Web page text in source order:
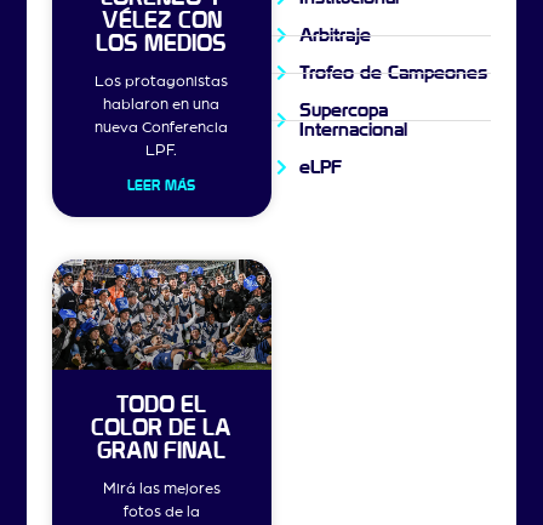
VÉLEZ CON
LOS MEDIOS
Los protagonistas
hablaron en una
nueva Conferencia
LPF.
LEER MÁS
TODO EL
COLOR DE LA
GRAN FINAL
Mirá las mejores
fotos de la
Arbitraje
Trofeo de Campeones
Supercopa
Internacional
eLPF